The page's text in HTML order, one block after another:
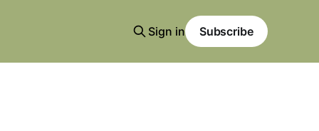
Sign in Subscribe